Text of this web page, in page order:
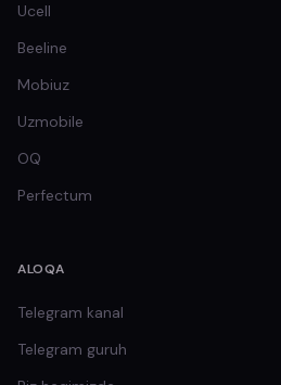
Ucell
Beeline
Mobiuz
Uzmobile
OQ
Perfectum
ALOQA
Telegram kanal
Telegram guruh